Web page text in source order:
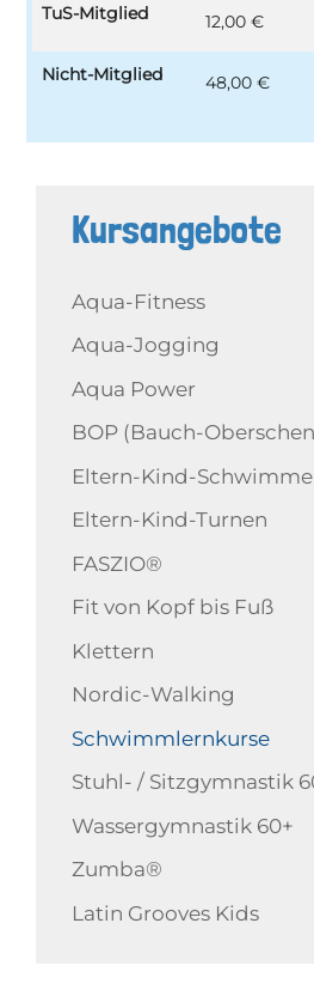
Kursangebote
Aqua-Fitness
Aqua-Jogging
Aqua Power
BOP (Bauch-
Eltern-Kind-
Eltern-Kind-Turnen
FASZIO®
Fit von Kopf bis Fuß
Klettern
Nordic-Walking
Schwimmlernkurse
Stuhl- / Sitzgymnastik
Wassergymnastik 60+
Zumba®
Latin Grooves Kids
TuS-Mitglied 12,00 €
Nicht-Mitglied 48,00 €